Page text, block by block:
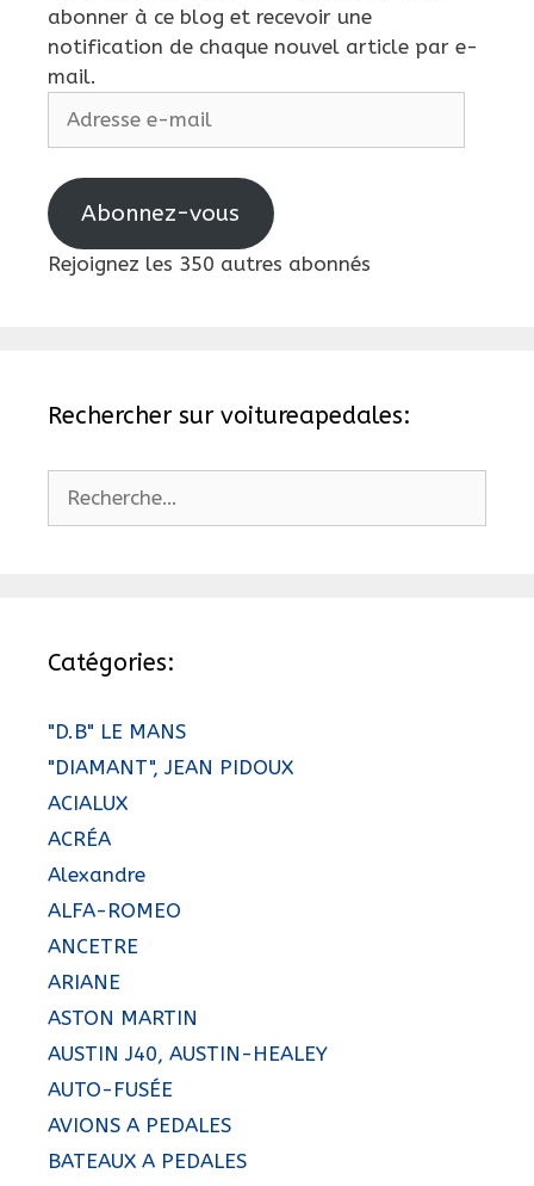
abonner à ce blog et recevoir une
notification de chaque nouvel article par e-
mail.
e-
Abonnez-vous
Rejoignez les 350 autres abonnés
Rechercher sur voitureapedales:
Catégories:
"D.B" LE MANS
"DIAMANT", JEAN PIDOUX
ACIALUX
ACRÉA
Alexandre
ALFA-ROMEO
ANCETRE
ARIANE
ASTON MARTIN
AUSTIN J40, AUSTIN-HEALEY
AUTO-FUSÉE
AVIONS A PEDALES
BATEAUX A PEDALES